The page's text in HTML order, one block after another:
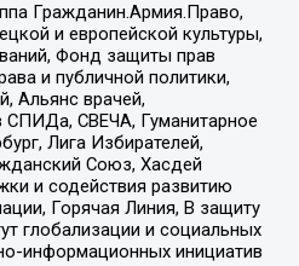
Гражданин.Армия.Право,
и европейской культуры,
Фонд защиты прав
и публичной политики,
Альянс врачей,
СВЕЧА, Гуманитарное
Лига Избирателей,
Союз, Хасдей
и содействия развитию
Горячая Линия, В защиту
глобализации и социальных
информационных инициатив